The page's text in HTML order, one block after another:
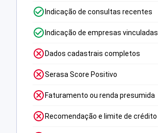
Indicação de consultas recentes
Indicação de empresas vinculadas
Dados cadastrais completos
Serasa Score Positivo
Faturamento ou renda presumida
Recomendação e limite de crédito